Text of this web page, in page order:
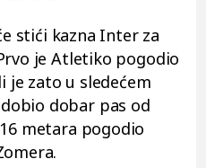
stići kazna Inter za
je Atletiko pogodio
je zato u sledećem
dobar pas od
metara pogodio